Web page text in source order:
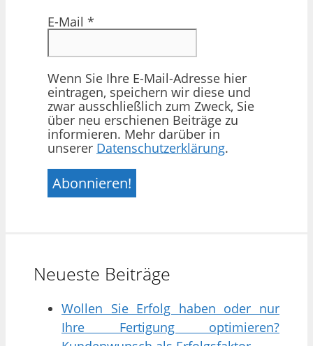
E-Mail *
Wenn Sie Ihre E-Mail-Adresse hier
eintragen, speichern wir diese und
zwar ausschließlich zum Zweck, Sie
über neu erschienen Beiträge zu
informieren. Mehr darüber in
unserer Datenschutzerklärung.
Neueste Beiträge
Wollen Sie Erfolg haben oder nur
Ihre Fertigung optimieren?